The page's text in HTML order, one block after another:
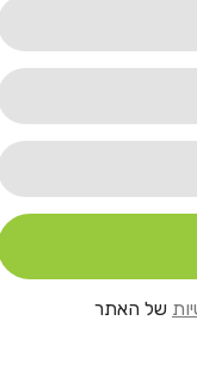
של האתר